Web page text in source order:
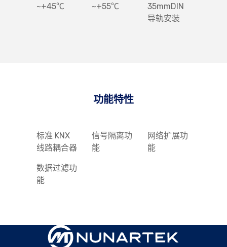
~+45℃
~+55℃
35mmDIN
导轨安装
功能特性
标准 KNX
线路耦合器
信号隔离功
能
网络扩展功
能
数据过滤功
能